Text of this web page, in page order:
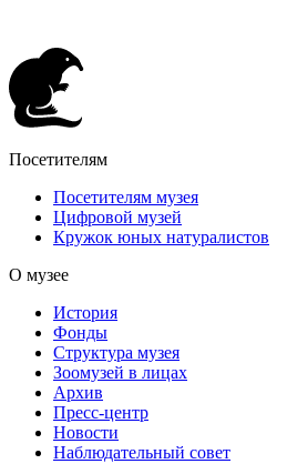
Посетителям
Посетителям музея
Цифровой музей
Кружок юных натуралистов
О музее
История
Фонды
Структура музея
Зоомузей в лицах
Архив
Пресс-центр
Новости
Наблюдательный совет